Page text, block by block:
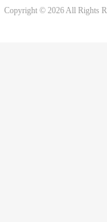
Copyright © 2026 All Rights